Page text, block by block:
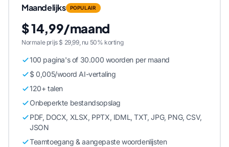
Maandelijks POPULAIR
$ 14,99/maand
Normale prijs $ 29,99, nu 50% korting
100 pagina's of 30.000 woorden per maand
$ 0,005/woord AI-vertaling
120+ talen
Onbeperkte bestandsopslag
PDF, DOCX, XLSX, PPTX, IDML, TXT, JPG, PNG, CSV,
JSON
Teamtoegang & aangepaste woordenlijsten